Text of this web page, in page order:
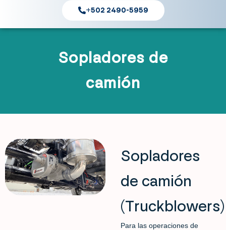
+502 2490-5959
Sopladores de
camión
Sopladores
de camión
(Truckblowers)
Para las operaciones de